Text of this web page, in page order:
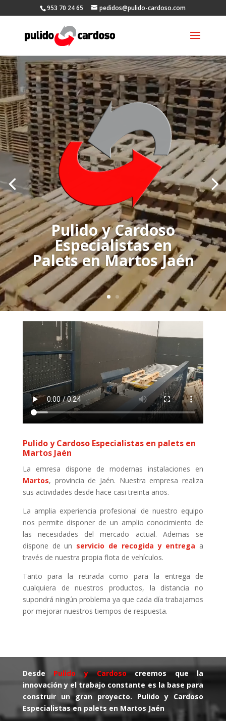
953 70 24 65 pedidos@pulido-cardoso.com
Pulido y Cardoso
Especialistas en
Palets en Martos Jaén
Reproductor
de
vídeo
Pulido y Cardoso Especialistas en palets en
Martos Jaén
La emresa dispone de modernas instalaciones en
Martos, provincia de Jaén. Nuestra empresa realiza
sus actividades desde hace casi treinta años.
La amplia experiencia profesional de nuestro equipo
nos permite disponer de un amplio conocimiento de
las necesidades del mercado actual. Ademas se
dispone de un servicio de recogida y entrega a
través de nuestra propia flota de vehículos.
Tanto para la retirada como para la entrega de
cualquiera de nuestros productos, la distancia no
supondrá ningún problema ya que cada día trabajamos
por mejorar nuestros tiempos de respuesta.
Desde Pulido y Cardosocreemos que la
innovación y el trabajo constante es la base para
construir un gran proyecto. Pulido y Cardoso
Especialistas en palets en Martos Jaén